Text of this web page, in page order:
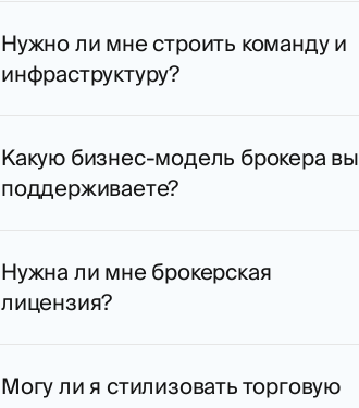
Нужно ли мне строить команду и
инфраструктуру?
Какую бизнес-модель брокера вы
поддерживаете?
Нужна ли мне брокерская
лицензия?
Могу ли я стилизовать торговую